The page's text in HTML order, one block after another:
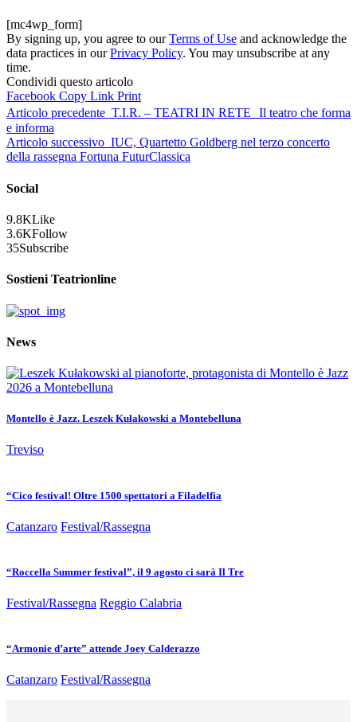
[mc4wp_form]
By signing up, you agree to ourTerms of Use and acknowledge the
data practices in ourPrivacy Policy. You may unsubscribe at any
time.
Condividi questo articolo
Facebook Copy Link Print
Articolo precedente T.I.R. – TEATRI IN RETE Il teatro che forma
e informa
Articolo successivo IUC, Quartetto Goldberg nel terzo concerto
della rassegna Fortuna FuturClassica
Social
9.8KLike
3.6KFollow
35Subscribe
Sostieni Teatrionline
News
Montello è Jazz. Leszek Kułakowski a Montebelluna
Treviso
“Cico festival! Oltre 1500 spettatori a Filadelfia
Catanzaro Festival/Rassegna
“Roccella Summer festival”, il 9 agosto ci sarà Il Tre
Festival/Rassegna Reggio Calabria
“Armonie d’arte” attende Joey Calderazzo
Catanzaro Festival/Rassegna